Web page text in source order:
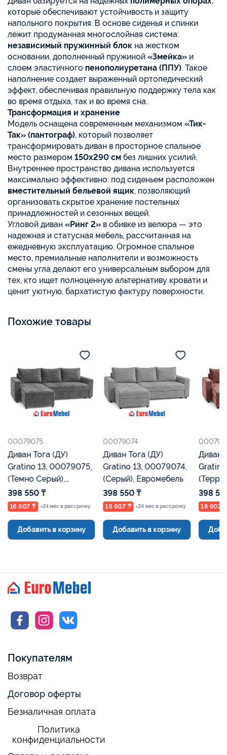
которые обеспечивают устойчивость и защиту
напольного покрытия. В основе сиденья и спинки
лежит продуманная многослойная система:
независимый пружинный блок на жестком
основании, дополненный пружиной «Змейка» и
слоем эластичного пенополиуретана (ППУ). Такое
наполнение создает выраженный ортопедический
эффект, обеспечивая правильную поддержку тела как
во время отдыха, так и во время сна.
Трансформация и хранение
Модель оснащена современным механизмом «Тик-
Так» (пантограф), который позволяет
трансформировать диван в просторное спальное
место размером 150х290 см без лишних усилий.
Внутреннее пространство дивана используется
максимально эффективно: под сиденьем расположен
вместительный бельевой ящик, позволяющий
организовать скрытое хранение постельных
принадлежностей и сезонных вещей.
Угловой диван «Ринг 2» в обивке из велюра — это
надежная и статусная мебель, рассчитанная на
ежедневную эксплуатацию. Огромное спальное
место, премиальные наполнители и возможность
смены угла делают его универсальным выбором для
тех, кто ищет полноценную альтернативу кровати и
ценит уютную, бархатистую фактуру поверхности.
Похожие товары
00079075
Диван Тога (ДУ)
Gratino 13, 00079075,
(Темно Серый),
Евромебель
398 550 ₸
16 607 ₸ ×24 мес в рассрочку
Добавить в корзину
00079074
Диван Тога (ДУ)
Gratino 13, 00079074,
(Серый), Евромебель
398 550 ₸
16 607 ₸ ×24 мес в рассрочку
Добавить в корзину
Диван
398
16 607 ₸
Покупателям
Возврат
Договор оферты
Безналичная оплата
Политика
конфиденциальности